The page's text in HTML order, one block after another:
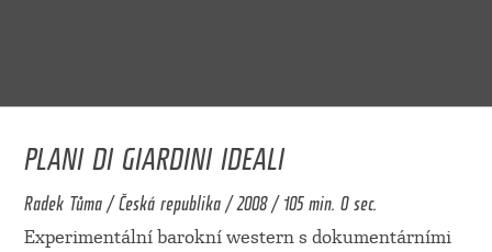
PLANI DI GIARDINI IDEALI
Radek Tůma / Česká republika / 2008 / 105 min. 0 sec.
Experimentální barokní western s dokumentárními